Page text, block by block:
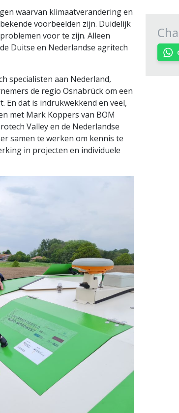
waarvan klimaatverandering en
voorbeelden zijn. Duidelijk
voor te zijn. Alleen
Duitse en Nederlandse agritech
specialisten aan Nederland,
de regio Osnabrück om een
En dat is indrukwekkend en veel,
met Mark Koppers van BOM
Valley en de Nederlandse
samen te werken om kennis te
in projecten en individuele